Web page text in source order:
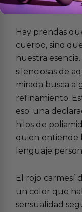
Más
Hay prendas
cuerpo, sino
nuestra
silenciosas de
mirada busca
refinamiento.
eso: una
hilos de
quien entiende
lenguaje
El rojo carmesí
un color que
sensualidad